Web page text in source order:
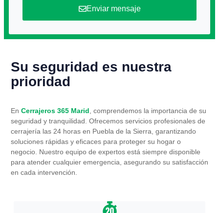
Enviar mensaje
Su seguridad es nuestra
prioridad
En Cerrajeros 365 Marid , comprendemos la importancia de su
seguridad y tranquilidad. Ofrecemos servicios profesionales de
cerrajería las 24 horas en Puebla de la Sierra, garantizando
soluciones rápidas y eficaces para proteger su hogar o
negocio. Nuestro equipo de expertos está siempre disponible
para atender cualquier emergencia, asegurando su satisfacción
en cada intervención.